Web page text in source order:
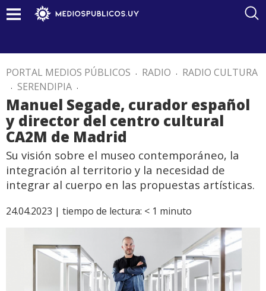
PORTAL MEDIOS PÚBLICOS . RADIO . RADIO CULTURA
. SERENDIPIA .
Manuel Segade, curador español
y director del centro cultural
CA2M de Madrid
Su visión sobre el museo contemporáneo, la
integración al territorio y la necesidad de
integrar al cuerpo en las propuestas artísticas.
24.04.2023 | tiempo de lectura: < 1 minuto